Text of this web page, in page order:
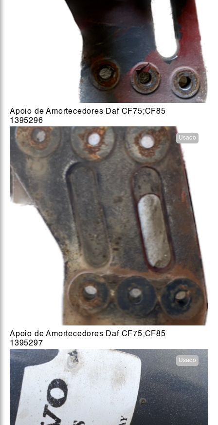
Apoio de Amortecedores Daf CF75;CF85
1395296
Usado
Apoio de Amortecedores Daf CF75;CF85
1395297
Usado